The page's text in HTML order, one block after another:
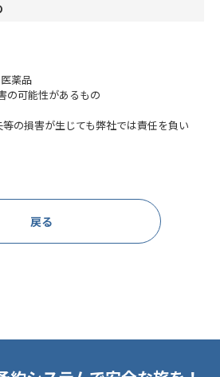
薬品
の可能性があるもの
の損害が生じても弊社では責任を負い
戻る